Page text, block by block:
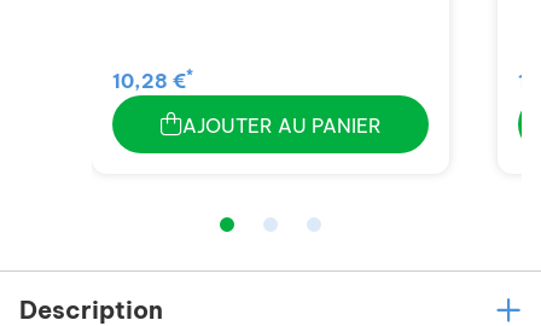
10,28 €*
AJOUTER AU PANIER
Description